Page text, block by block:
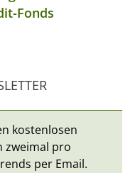
Fonds
kostenlosen
zweimal pro
per Email.